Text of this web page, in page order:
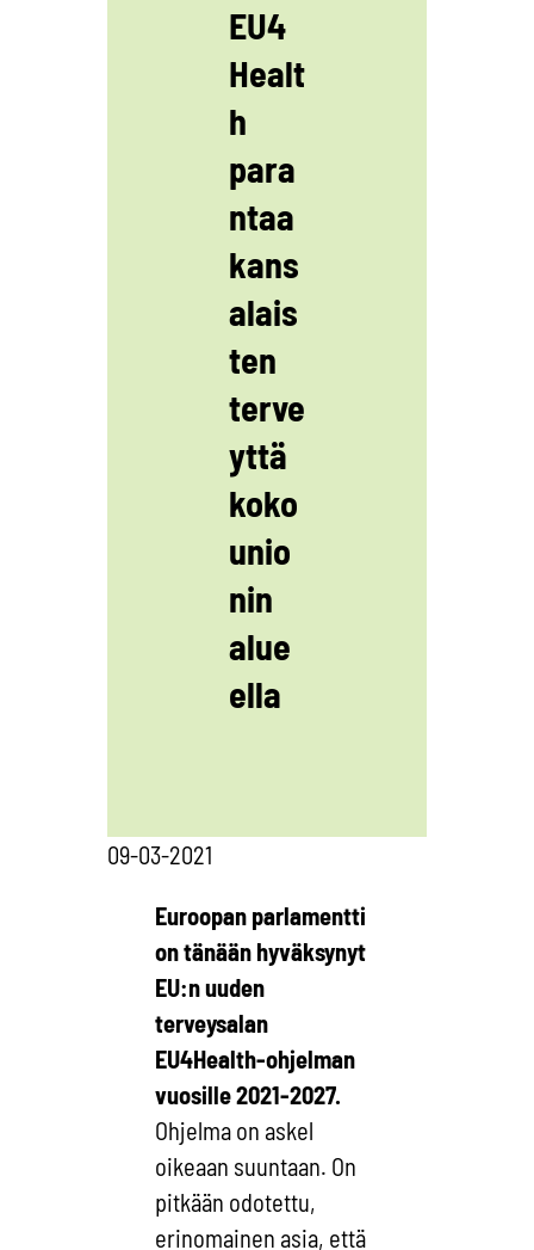
EU4
Healt
h
para
ntaa
kans
alais
ten
terve
yttä
koko
unio
nin
alue
ella
09-03-2021
Euroopan parlamentti
on tänään hyväksynyt
EU:n uuden
terveysalan
EU4Health-ohjelman
vuosille 2021-2027.
Ohjelma on askel
oikeaan suuntaan. On
pitkään odotettu,
erinomainen asia, että